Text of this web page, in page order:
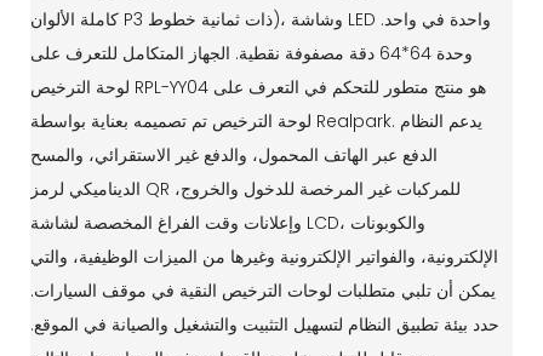
كاملة الألوان P3 ذات ثمانية خطوط)، وشاشة LED واحدة في واحد.
وحدة 64*64 دقة مصفوفة نقطية. الجهاز المتكامل للتعرف على
لوحة الترخيص RPL-YY04 هو منتج متطور للتحكم في التعرف على
لوحة الترخيص تم تصميمه بعناية بواسطة Realpark. يدعم النظام
الدفع عبر الهاتف المحمول، والدفع غير الاستقرائي، والمسح
الديناميكي لرمز QR للمركبات غير المرخصة للدخول والخروج،
وإعلانات وقت الفراغ المخصصة لشاشة LCD، والكوبونات
الإلكترونية، والفواتير الإلكترونية وغيرها من الميزات الوظيفية، والتي
يمكن أن تلبي متطلبات لوحات الترخيص النقية في موقف السيارات.
حدد بيئة تطبيق النظام لتسهيل التثبيت والتشغيل والصيانة في الموقع.